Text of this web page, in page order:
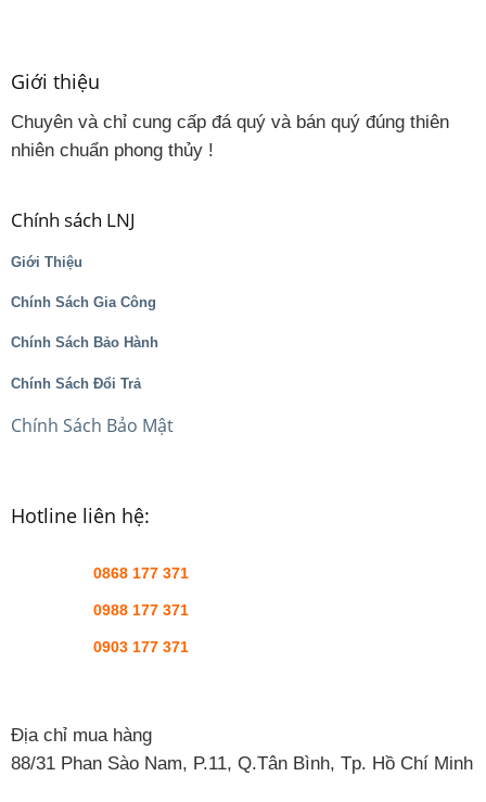
Giới thiệu
Chuyên và chỉ cung cấp đá quý và bán quý đúng thiên
nhiên chuẩn phong thủy !
Chính sách LNJ
Giới Thiệu
Chính Sách Gia Công
Chính Sách Bảo Hành
Chính Sách Đổi Trả
Chính Sách Bảo Mật
Hotline liên hệ:
0868 177 371
0988 177 371
0903 177 371
Địa chỉ mua hàng
88/31 Phan Sào Nam, P.11, Q.Tân Bình, Tp. Hồ Chí Minh